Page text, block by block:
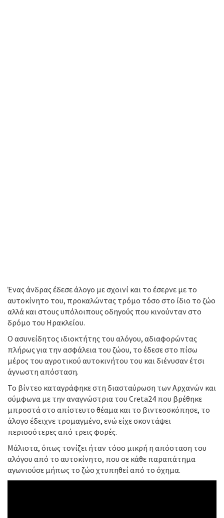
Ένας άνδρας έδεσε άλογο με σχοινί και το έσερνε με το
αυτοκίνητο του, προκαλώντας τρόμο τόσο στο ίδιο το ζώο
αλλά και στους υπόλοιπους οδηγούς που κινούνταν στο
δρόμο του Ηρακλείου.
Ο ασυνείδητος ιδιοκτήτης του αλόγου, αδιαφορώντας
πλήρως για την ασφάλεια του ζώου, το έδεσε στο πίσω
μέρος του αγροτικού αυτοκινήτου του και διένυσαν έτσι
άγνωστη απόσταση.
Το βίντεο καταγράφηκε στη διασταύρωση των Αρχανών και
σύμφωνα με την αναγνώστρια του Creta24 που βρέθηκε
μπροστά στο απίστευτο θέαμα και το βιντεοσκόπησε, το
άλογο έδειχνε τρομαγμένο, ενώ είχε σκοντάψει
περισσότερες από τρεις φορές.
Μάλιστα, όπως τονίζει ήταν τόσο μικρή η απόσταση του
αλόγου από το αυτοκίνητο, που σε κάθε παραπάτημα
αγωνιούσε μήπως το ζώο χτυπηθεί από το όχημα.